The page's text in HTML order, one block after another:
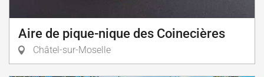
Aire de pique-nique des Coinecières
Châtel-sur-Moselle